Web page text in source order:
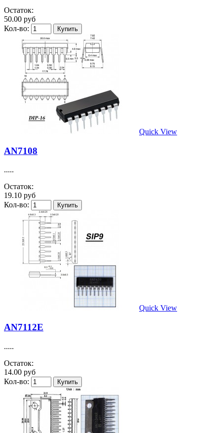
Остаток:
50.00 руб
Кол-во:
Quick View
AN7108
.....
Остаток:
19.10 руб
Кол-во:
Quick View
AN7112E
.....
Остаток:
14.00 руб
Кол-во: